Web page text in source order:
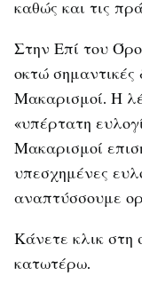
καθώς και τις
Στην Επί του
οκτώ σημαντικές
Μακαρισμοί. Η
«υπέρτατη
Μακαρισμοί
υπεσχημένες
αναπτύσσουμε
Κάνετε κλικ
κατωτέρω.